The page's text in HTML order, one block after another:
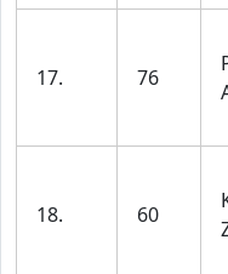
17. 76
18. 60